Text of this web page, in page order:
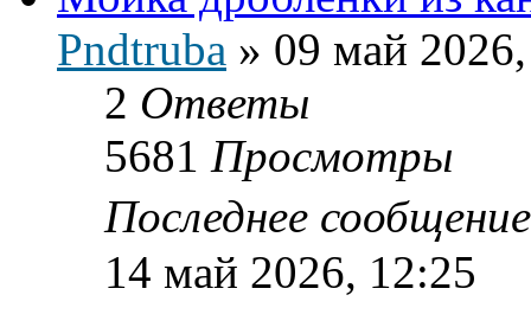
Pndtruba » 09 май
2 Ответы
5681 Просмотры
Последнее
14 май 2026, 12:25